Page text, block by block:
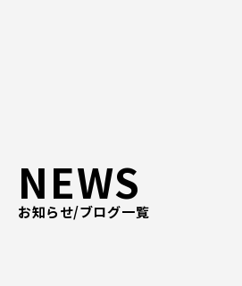
お知らせ
よくある質問
運営サービス
ピッパサック
NEWS
お知らせ/ブログ一覧